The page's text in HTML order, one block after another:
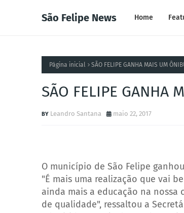
São Felipe News Home
Página inicial SÃO FELIPE GANHA MAIS UM
SÃO FELIPE GANHA
Leandro Santana maio 22, 2017
O município de São Felipe
"É mais uma realização que vai
ainda mais a educação na
de qualidade", ressaltou a